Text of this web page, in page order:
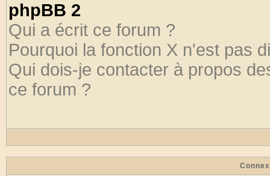
phpBB 2
Qui a écrit ce forum ?
Pourquoi la fonction X n'est pas
Qui dois-je contacter à propos
ce forum ?